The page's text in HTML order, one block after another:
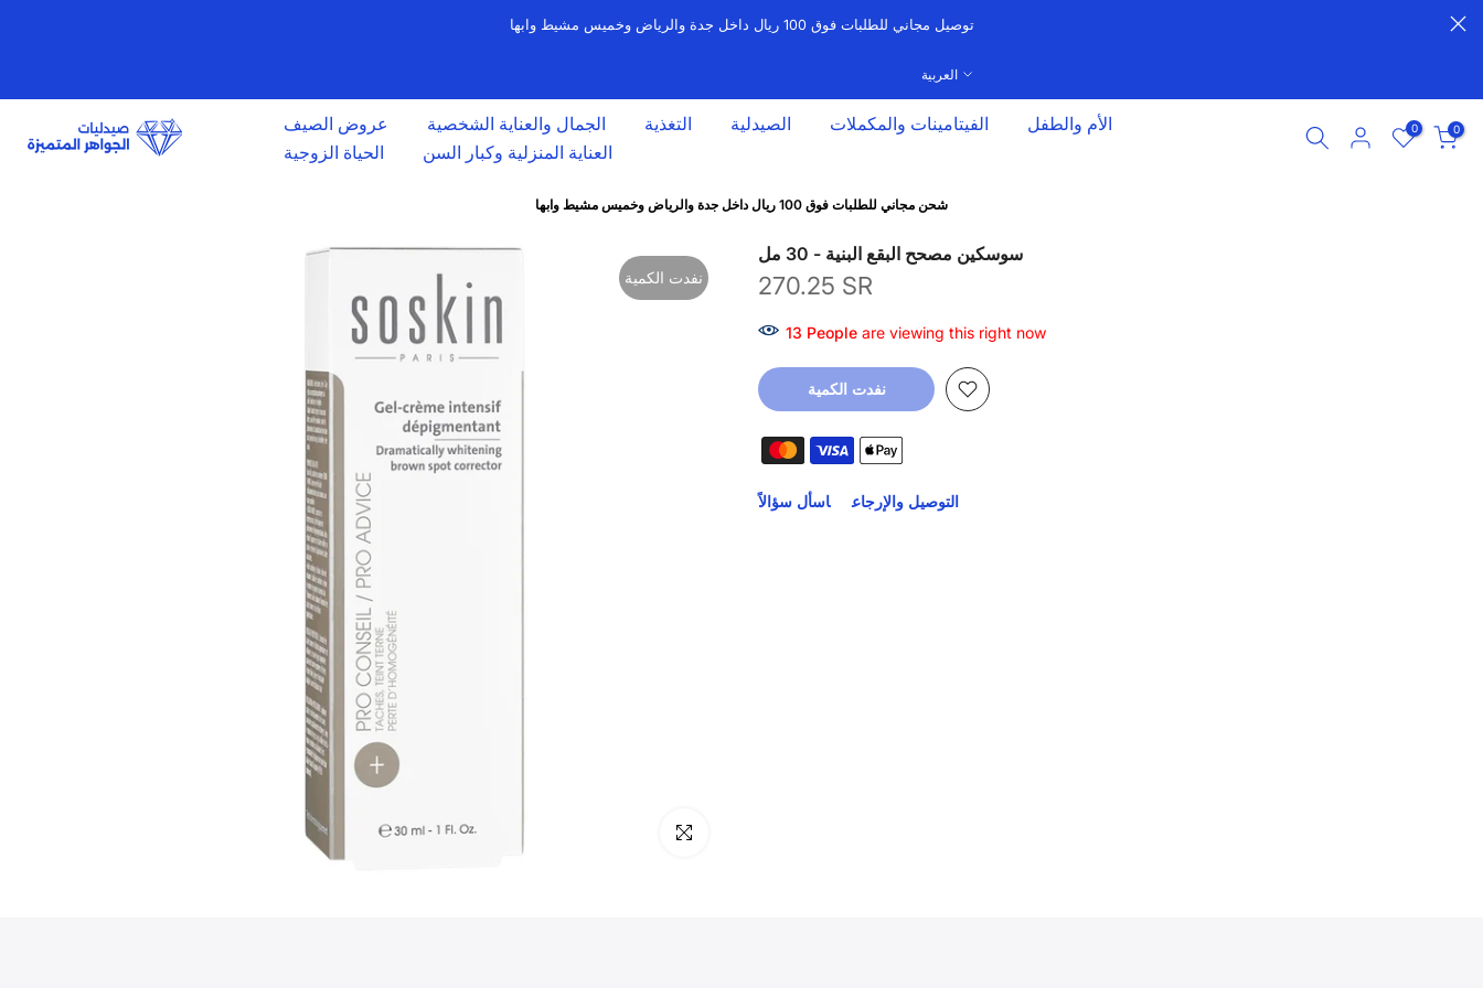
توصيل مجاني للطلبات فوق 100 ريال داخل جدة والرياض وخميس مشيط وابها
العربية
عروض الصيف الجمال والعناية الشخصية التغذية الصيدلية الفيتامينات والمكملات
الأم والطفل
الحياة الزوجية
العناية المنزلية وكبار السن
0 0
شحن مجاني للطلبات فوق 100 ريال داخل جدة والرياض وخميس مشيط وابها
نفدت الكمية
انقر للتكبير
سوسكين مصحح البقع البنية - 30 مل
270.25 SR
13 People are viewing this right now
نفدت الكمية
التوصيل والإرجاع اسأل سؤالاً